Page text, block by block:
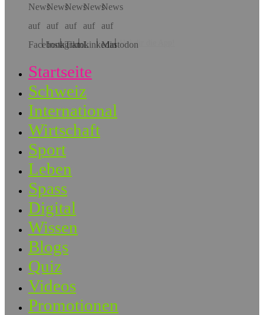
Hol dir die App!
Startseite
Schweiz
International
Wirtschaft
Sport
Leben
Spass
Digital
Wissen
Blogs
Quiz
Videos
Promotionen